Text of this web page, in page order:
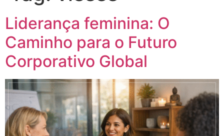
Liderança feminina: O
Caminho para o Futuro
Corporativo Global